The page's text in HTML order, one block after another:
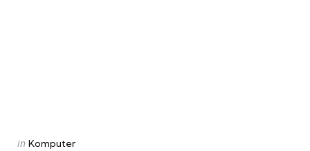
Categories
Posted
in Komputer